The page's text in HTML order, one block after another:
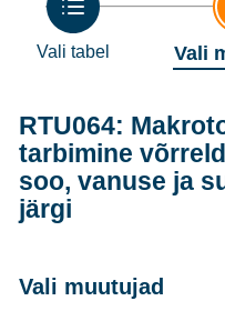
Vali tabel Vali
RTU064:
tarbimine
soo, vanuse ja
järgi
Vali muutujad